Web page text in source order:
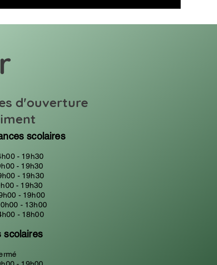
d'ouverture
scolaires
- 19h30
- 19h30
- 19h30
- 19h30
- 19h00
- 13h00
18h00
scolaires